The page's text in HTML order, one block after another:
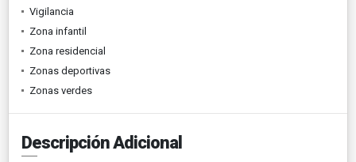
Vigilancia
Zona infantil
Zona residencial
Zonas deportivas
Zonas verdes
Descripción Adicional